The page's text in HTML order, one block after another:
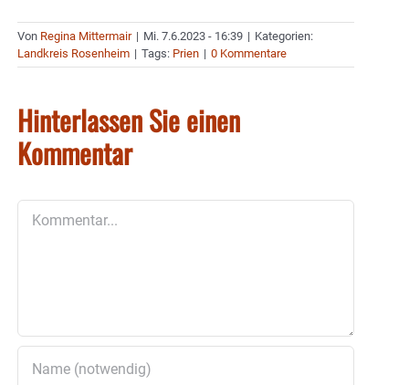
Von Regina Mittermair | Mi. 7.6.2023 - 16:39 | Kategorien:
Landkreis Rosenheim | Tags: Prien | 0 Kommentare
Hinterlassen Sie einen
Kommentar